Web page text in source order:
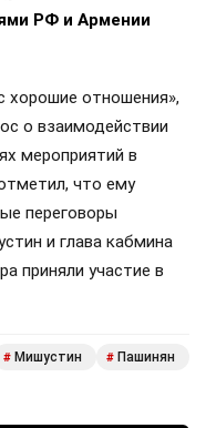
РФ и Армении
хорошие отношения»,
о взаимодействии
мероприятий в
что ему
переговоры
и глава кабмина
приняли участие в
# Мишустин # Пашинян